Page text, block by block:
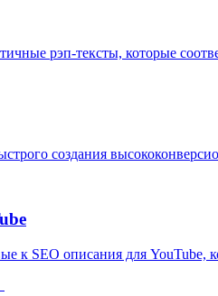
рэп-тексты, которые
создания
к SEO описания для YouTube,